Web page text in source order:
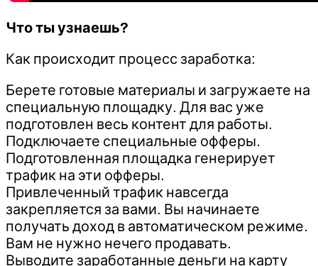
Что ты узнаешь?
Как происходит процесс заработка:
Берете готовые материалы и загружаете на
специальную площадку. Для вас уже
подготовлен весь контент для работы.
Подключаете специальные офферы.
Подготовленная площадка генерирует
трафик на эти офферы.
Привлеченный трафик навсегда
закрепляется за вами. Вы начинаете
получать доход в автоматическом режиме.
Вам не нужно нечего продавать.
Выводите заработанные деньги на карту